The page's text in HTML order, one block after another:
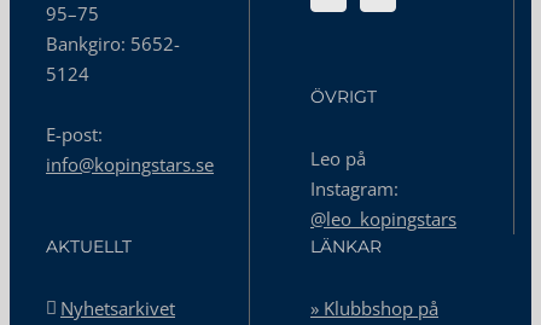
95–75
Bankgiro: 5652-
5124
E-post:
info@kopingstars.se
ÖVRIGT
Leo på
Instagram:
@leo_kopingstars
AKTUELLT
Nyhetsarkivet
LÄNKAR
» Klubbshop på